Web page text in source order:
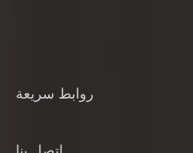
روابط سريعة